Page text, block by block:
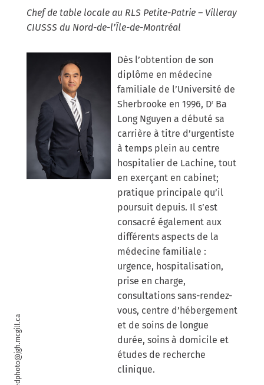
Chef de table locale au RLS Petite-Patrie – Villeray
CIUSSS du Nord-de-l’Île-de-Montréal
Dès l’obtention de son
diplôme en médecine
familiale de l’Université de
Sherbrooke en 1996, DrBa
Long Nguyen a débuté sa
carrière à titre d’urgentiste
à temps plein au centre
hospitalier de Lachine, tout
en exerçant en cabinet;
pratique principale qu’il
poursuit depuis. Il s’est
consacré également aux
différents aspects de la
médecine familiale :
urgence, hospitalisation,
prise en charge,
consultations sans-rendez-
vous, centre d’hébergement
et de soins de longue
durée, soins à domicile et
études de recherche
clinique.